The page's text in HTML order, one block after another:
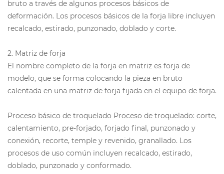
bruto a través de algunos procesos básicos de
deformación. Los procesos básicos de la forja libre incluyen
recalcado, estirado, punzonado, doblado y corte.
2. Matriz de forja
El nombre completo de la forja en matriz es forja de
modelo, que se forma colocando la pieza en bruto
calentada en una matriz de forja fijada en el equipo de forja.
Proceso básico de troquelado Proceso de troquelado: corte,
calentamiento, pre-forjado, forjado final, punzonado y
conexión, recorte, temple y revenido, granallado. Los
procesos de uso común incluyen recalcado, estirado,
doblado, punzonado y conformado.